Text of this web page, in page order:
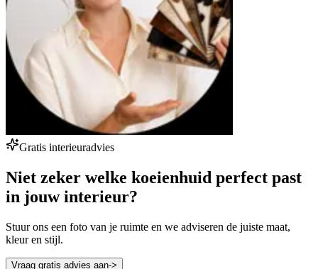
Gratis interieuradvies
Niet zeker welke koeienhuid perfect past
in jouw interieur?
Stuur ons een foto van je ruimte en we adviseren de juiste maat,
kleur en stijl.
Vraag gratis advies aan->